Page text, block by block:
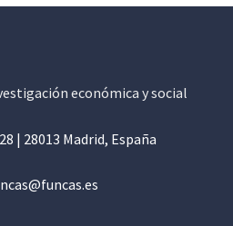
económica y social
| 28013 Madrid, España